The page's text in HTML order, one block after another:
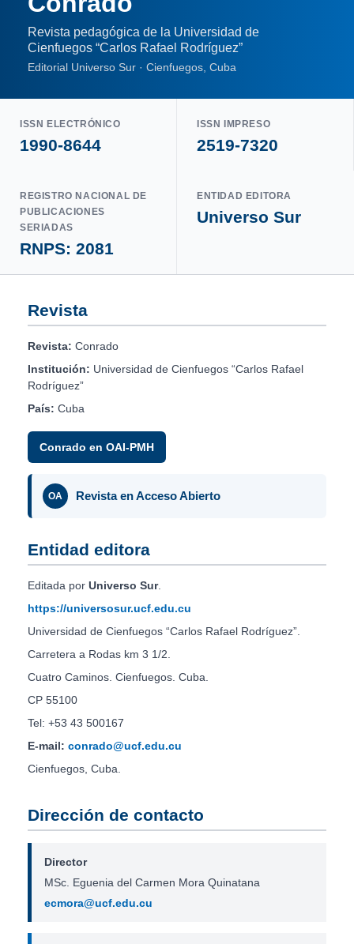
Revista pedagógica de la Universidad de
Cienfuegos “Carlos Rafael Rodríguez”
Editorial Universo Sur · Cienfuegos, Cuba
ISSN ELECTRÓNICO
1990-8644
ISSN IMPRESO
2519-7320
REGISTRO NACIONAL DE
PUBLICACIONES
SERIADAS
RNPS: 2081
ENTIDAD EDITORA
Universo Sur
Revista
Revista: Conrado
Institución: Universidad de Cienfuegos “Carlos Rafael
Rodríguez”
País: Cuba
Conrado en OAI-PMH
OA Revista en Acceso Abierto
Entidad editora
Editada por Universo Sur.
https://universosur.ucf.edu.cu
Universidad de Cienfuegos “Carlos Rafael Rodríguez”.
Carretera a Rodas km 3 1/2.
Cuatro Caminos. Cienfuegos. Cuba.
CP 55100
Tel: +53 43 500167
E-mail: conrado@ucf.edu.cu
Cienfuegos, Cuba.
Dirección de contacto
Director
MSc. Eguenia del Carmen Mora Quinatana
ecmora@ucf.edu.cu